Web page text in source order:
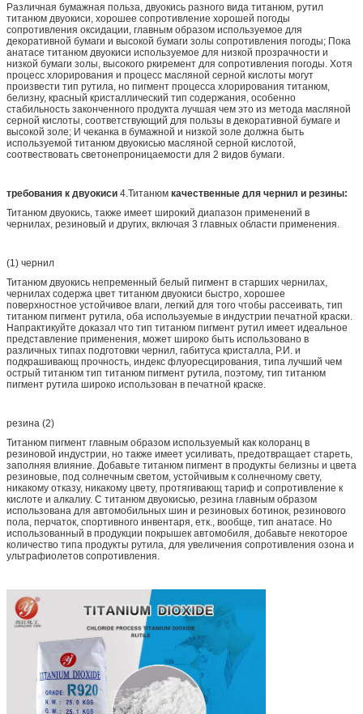
Различная бумажная польза, двуокись разного вида титанюм, рутил
титанюм двуокиси, хорошее сопротивление хорошей погоды
сопротивления оксидации, главным образом используемое для
декоративной бумаги и высокой бумаги золы сопротивления погоды; Пока
анатасе титанюм двуокиси используемое для низкой прозрачности и
низкой бумаги золы, высокого ркиремент для сопротивления погоды. Хотя
процесс хлорирования и процесс масляной серной кислоты могут
произвести тип рутила, но пигмент процесса хлорирования титанюм,
белизну, красный кристаллический тип содержания, особенно
стабильность законченного продукта лучшая чем это из метода масляной
серной кислоты, соответствующий для пользы в декоративной бумаге и
высокой золе; И чеканка в бумажной и низкой золе должна быть
используемой титанюм двуокисью масляной серной кислотой,
соотвествовать светонепроницаемости для 2 видов бумаги.
требования к двуокиси 4.Титанюм качественные для чернил и резины:
Титанюм двуокись, также имеет широкий диапазон применений в
чернилах, резиновый и других, включая 3 главных области применения.
(1) чернил
Титанюм двуокись непременный белый пигмент в старших чернилах,
чернилах содержа цвет титанюм двуокиси быстро, хорошее
поверхностное устойчивое влаги, легкий для того чтобы рассеивать, тип
титанюм пигмент рутила, оба используемые в индустрии печатной краски.
Напрактикуйте доказал что тип титанюм пигмент рутил имеет идеальное
представление применения, может широко быть использовано в
различных типах подготовки чернил, габитуса кристалла, Р.И. и
подкрашивающ прочность, индекс флуоресцирования, типа лучший чем
острый титанюм тип титанюм пигмент рутила, поэтому, тип титанюм
пигмент рутила широко использован в печатной краске.
резина (2)
Титанюм пигмент главным образом используемый как колоранц в
резиновой индустрии, но также имеет усиливать, предотвращает стареть,
заполняя влияние. Добавьте титанюм пигмент в продукты белизны и цвета
резиновые, под солнечным светом, устойчивым к солнечному свету,
никакому отказу, никакому цвету, протягивающ тариф и сопротивление к
кислоте и алкалиу. С титанюм двуокисью, резина главным образом
использована для автомобильных шин и резиновых ботинок, резинового
пола, перчаток, спортивного инвентаря, етк., вообще, тип анатасе. Но
использованный в продукции покрышек автомобиля, добавьте некоторое
количество типа продукты рутила, для увеличения сопротивления озона и
ультрафиолетов сопротивления.